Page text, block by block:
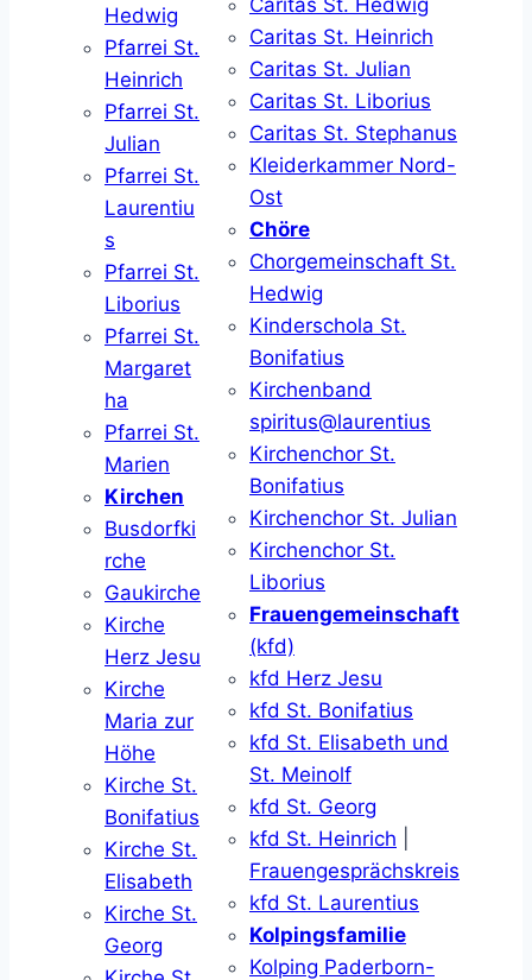
Hedwig
Pfarrei St.
Heinrich
Pfarrei St.
Julian
Pfarrei St.
Laurentiu
s
Pfarrei St.
Liborius
Pfarrei St.
Margaret
ha
Pfarrei St.
Marien
Kirchen
Busdorfki
rche
Gaukirche
Kirche
Herz Jesu
Kirche
Maria zur
Höhe
Kirche St.
Bonifatius
Kirche St.
Elisabeth
Kirche St.
Georg
Caritas St. Hedwig
Caritas St. Heinrich
Caritas St. Julian
Caritas St. Liborius
Caritas St. Stephanus
Kleiderkammer Nord-
Ost
Chöre
Chorgemeinschaft St.
Hedwig
Kinderschola St.
Bonifatius
Kirchenband
spiritus@laurentius
Kirchenchor St.
Bonifatius
Kirchenchor St. Julian
Kirchenchor St.
Liborius
Frauengemeinschaft
(kfd)
kfd Herz Jesu
kfd St. Bonifatius
kfd St. Elisabeth und
St. Meinolf
kfd St. Georg
kfd St. Heinrich
Frauengesprächskreis
kfd St. Laurentius
Kolpingsfamilie
Kolping Paderborn-